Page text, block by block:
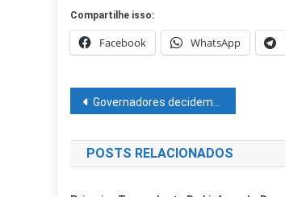
Compartilhe isso:
Facebook WhatsApp
Navegação
de
Post
Governadores decidem prorrogar congelamento do ICMS sobre combustivel por 90 dias
POSTS RELACIONADOS